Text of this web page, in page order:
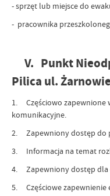
- sprzęt lub miejsce do
- pracownika
V. Punkt
Pilica ul.
1. Częściowo zapewnione
komunikacyjne.
2. Zapewniony dostęp do
3. Informacja na temat
4. Zapewniony dostęp dla
5. Częściowe zapewnienie